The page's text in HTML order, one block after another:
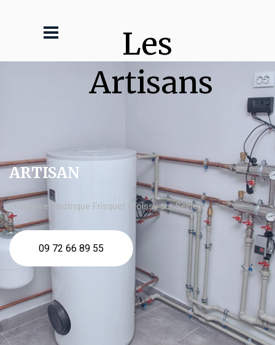
Les
Artisans
ARTISAN
chaudière électrique Frisquet Croissy sur Seine
09 72 66 89 55